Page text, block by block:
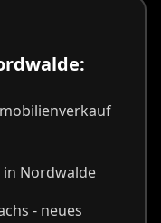
Nordwalde
- neues